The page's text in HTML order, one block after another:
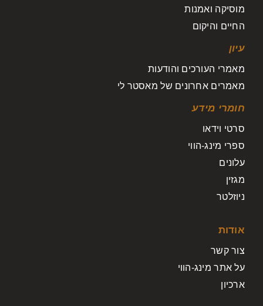
מוסיקה ואמנות
החיים והיקום
עיון
מאמרי העורכים והודעות
מאמרים אחרונים של מאסטר לי
חומרי מידע
סרטי וידאו
ספרי מינג-הווי
עלונים
מגזין
ניוזלטר
אודות
צור קשר
על אתר מינג-הווי
ארכיון